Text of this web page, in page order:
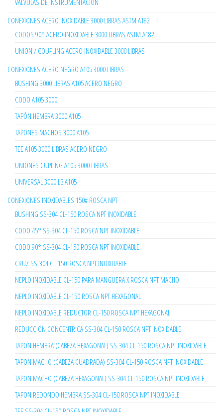
VÁLVULAS DE INSTRUMENTACIÓN
CONEXIONES ACERO INOXIDABLE 3000 LIBRAS ASTM A182
CODOS 90° ACERO INOXIDABLE 3000 LIBRAS ASTM A182
UNION / COUPLING ACERO INOXIDABLE 3000 LIBRAS
CONEXIONES ACERO NEGRO A105 3000 LIBRAS
BUSHING 3000 LIBRAS A105 ACERO NEGRO
CODO A105 3000
TAPÓN HEMBRA 3000 A105
TAPONES MACHOS 3000 A105
TEE A105 3000 LIBRAS ACERO NEGRO
UNIONES CUPLING A105 3000 LIBRAS
UNIVERSAL 3000 LB A105
CONEXIONES INOXIDABLES 150# ROSCA NPT
BUSHING SS-304 CL-150 ROSCA NPT INOXIDABLE
CODO 45° SS-304 CL-150 ROSCA NPT INOXIDABLE
CODO 90° SS-304 CL-150 ROSCA NPT INOXIDABLE
CRUZ SS-304 CL-150 ROSCA NPT INOXIDABLE
NEPLO INOXIDABLE CL-150 PARA MANGUERA X ROSCA NPT MACHO
NEPLO INOXIDABLE CL-150 ROSCA NPT HEXAGONAL
NEPLO INOXIDABLE REDUCTOR CL-150 ROSCA NPT HEXAGONAL
REDUCCIÓN CONCENTRICA SS-304 CL-150 ROSCA NPT INOXIDABLE
TAPON HEMBRA (CABEZA HEXAGONAL) SS-304 CL-150 ROSCA NPT INOXIDABLE
TAPON MACHO (CABEZA CUADRADA) SS-304 CL-150 ROSCA NPT INOXIDABLE
TAPON MACHO (CABEZA HEXAGONAL) SS-304 CL-150 ROSCA NPT INOXIDABLE
TAPON REDONDO HEMBRA SS-304 CL-150 ROSCA NPT INOXIDABLE